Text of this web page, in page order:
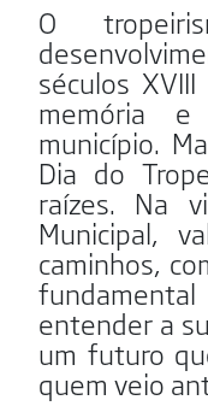
O
séculos
memória
município.
Dia do
raízes. Na
Municipal,
caminhos,
entender a
um futuro
quem veio